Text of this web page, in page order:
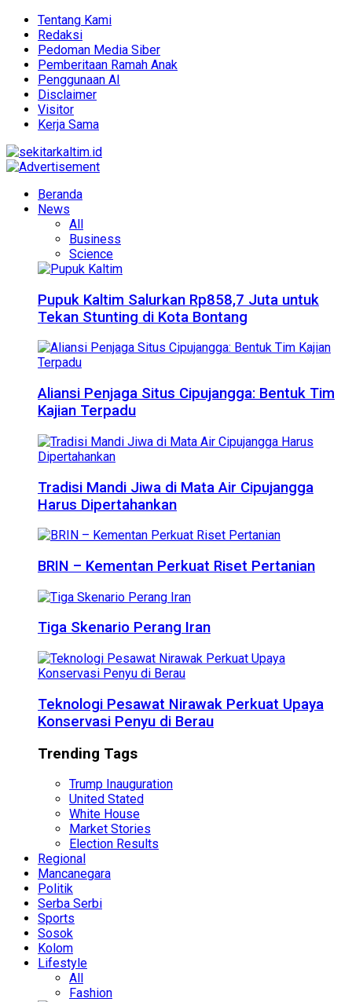
Tentang Kami
Redaksi
Pedoman Media Siber
Pemberitaan Ramah Anak
Penggunaan AI
Disclaimer
Visitor
Kerja Sama
Beranda
News
All
Business
Science
Pupuk Kaltim Salurkan Rp858,7 Juta untuk
Tekan Stunting di Kota Bontang
Aliansi Penjaga Situs Cipujangga: Bentuk Tim
Kajian Terpadu
Tradisi Mandi Jiwa di Mata Air Cipujangga
Harus Dipertahankan
BRIN – Kementan Perkuat Riset Pertanian
Tiga Skenario Perang Iran
Teknologi Pesawat Nirawak Perkuat Upaya
Konservasi Penyu di Berau
Trending Tags
Trump Inauguration
United Stated
White House
Market Stories
Election Results
Regional
Mancanegara
Politik
Serba Serbi
Sports
Sosok
Kolom
Lifestyle
All
Fashion